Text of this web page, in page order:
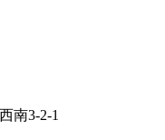
南3-2-1